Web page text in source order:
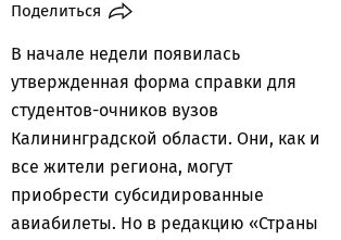
Поделиться
В начале недели появилась
утвержденная форма справки для
студентов-очников вузов
Калининградской области. Они, как и
все жители региона, могут
приобрести субсидированные
авиабилеты. Но в редакцию «Страны